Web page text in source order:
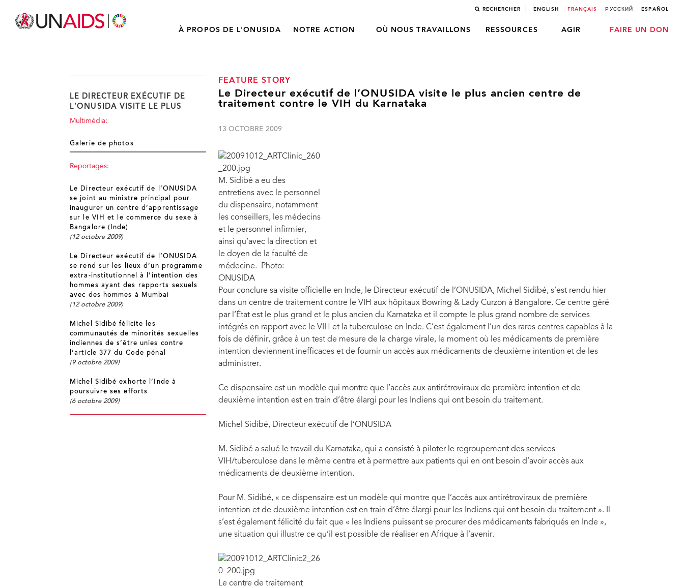
RECHERCHER ENGLISH FRANÇAIS РУССКИЙ ESPAÑOL
À PROPOS DE L'ONUSIDA NOTRE ACTION OÙ NOUS TRAVAILLONS RESSOURCES AGIR FAIRE UN DON
FEATURE STORY
Le Directeur exécutif de l’ONUSIDA visite le plus ancien centre de
traitement contre le VIH du Karnataka
13 OCTOBRE 2009
M. Sidibé a eu des
entretiens avec le personnel
du dispensaire, notamment
les conseillers, les médecins
et le personnel infirmier,
ainsi qu’avec la direction et
le doyen de la faculté de
médecine. Photo:
ONUSIDA
Pour conclure sa visite officielle en Inde, le Directeur exécutif de l’ONUSIDA, Michel Sidibé, s’est rendu hier
dans un centre de traitement contre le VIH aux hôpitaux Bowring & Lady Curzon à Bangalore. Ce centre géré
par l’État est le plus grand et le plus ancien du Karnataka et il compte le plus grand nombre de services
intégrés en rapport avec le VIH et la tuberculose en Inde. C’est également l’un des rares centres capables à la
fois de définir, grâce à un test de mesure de la charge virale, le moment où les médicaments de première
intention deviennent inefficaces et de fournir un accès aux médicaments de deuxième intention et de les
administrer.
Ce dispensaire est un modèle qui montre que l’accès aux antirétroviraux de première intention et de
deuxième intention est en train d’être élargi pour les Indiens qui ont besoin du traitement.
Michel Sidibé, Directeur exécutif de l’ONUSIDA
M. Sidibé a salué le travail du Karnataka, qui a consisté à piloter le regroupement des services
VIH/tuberculose dans le même centre et à permettre aux patients qui en ont besoin d’avoir accès aux
médicaments de deuxième intention.
Pour M. Sidibé, « ce dispensaire est un modèle qui montre que l’accès aux antirétroviraux de première
intention et de deuxième intention est en train d’être élargi pour les Indiens qui ont besoin du traitement ». Il
s’est également félicité du fait que « les Indiens puissent se procurer des médicaments fabriqués en Inde »,
une situation qui illustre ce qu’il est possible de réaliser en Afrique à l’avenir.
Le centre de traitement
LE DIRECTEUR EXÉCUTIF DE
L’ONUSIDA VISITE LE PLUS
Multimédia:
Galerie de photos
Reportages:
Le Directeur exécutif de l’ONUSIDA
se joint au ministre principal pour
inaugurer un centre d’apprentissage
sur le VIH et le commerce du sexe à
Bangalore (Inde)
(12 octobre 2009)
Le Directeur exécutif de l’ONUSIDA
se rend sur les lieux d’un programme
extra-institutionnel à l’intention des
hommes ayant des rapports sexuels
avec des hommes à Mumbai
(12 octobre 2009)
Michel Sidibé félicite les
communautés de minorités sexuelles
indiennes de s’être unies contre
l’article 377 du Code pénal
(9 octobre 2009)
Michel Sidibé exhorte l’Inde à
poursuivre ses efforts
(6 octobre 2009)